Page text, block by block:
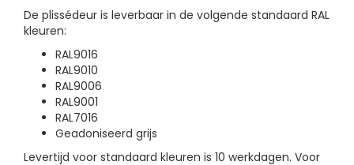
De plissédeur is leverbaar in de volgende standaard RAL
kleuren:
RAL9016
RAL9010
RAL9006
RAL9001
RAL7016
Geadoniseerd grijs
Levertijd voor standaard kleuren is 10 werkdagen. Voor